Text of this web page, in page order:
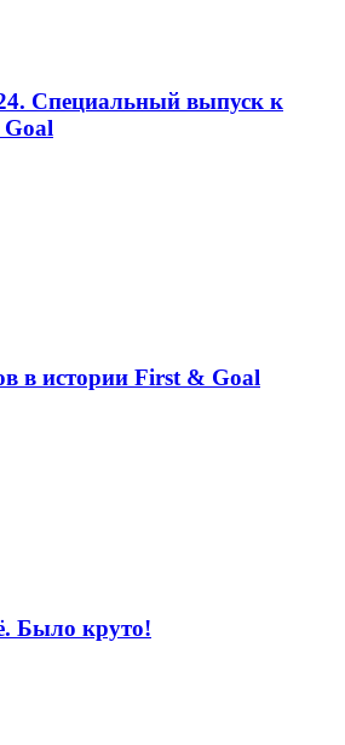
Специальный выпуск к
в истории First & Goal
Было круто!